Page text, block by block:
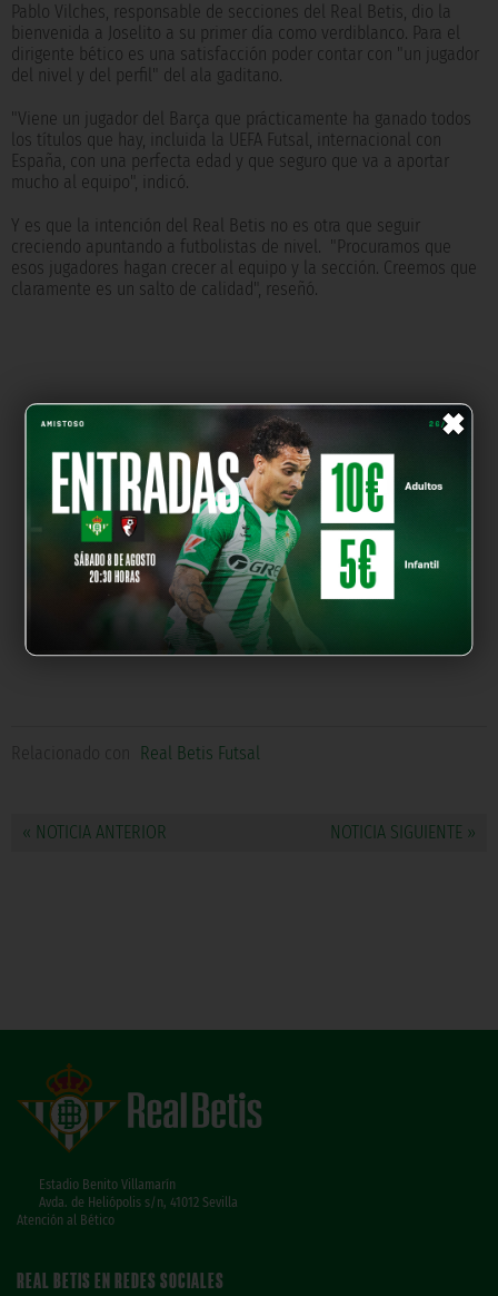
×
Pablo Vilches, responsable de secciones del Real Betis, dio la
bienvenida a Joselito a su primer día como verdiblanco. Para el
dirigente bético es una satisfacción poder contar con "un jugador
del nivel y del perfil" del ala gaditano.
"Viene un jugador del Barça que prácticamente ha ganado todos
los títulos que hay, incluida la UEFA Futsal, internacional con
España, con una perfecta edad y que seguro que va a aportar
mucho al equipo", indicó.
Y es que la intención del Real Betis no es otra que seguir
creciendo apuntando a futbolistas de nivel. "Procuramos que
esos jugadores hagan crecer al equipo y la sección. Creemos que
claramente es un salto de calidad", reseñó.
Relacionado con Real Betis Futsal
« NOTICIA ANTERIOR NOTICIA SIGUIENTE »
Estadio Benito Villamarín
Avda. de Heliópolis s/n, 41012 Sevilla
Atención al Bético
REAL BETIS EN REDES SOCIALES